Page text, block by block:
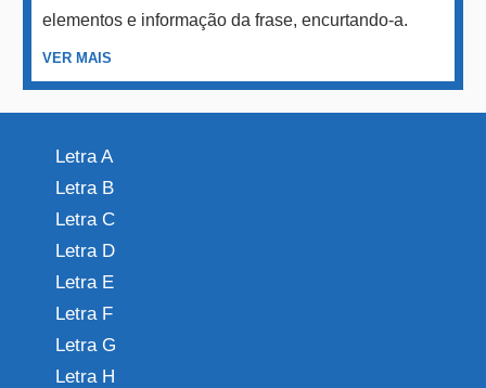
elementos e informação da frase, encurtando-a.
VER MAIS
Letra A
Letra B
Letra C
Letra D
Letra E
Letra F
Letra G
Letra H